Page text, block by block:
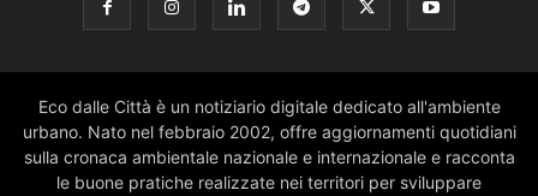
Eco dalle Città è un notiziario digitale dedicato all'ambiente
urbano. Nato nel febbraio 2002, offre aggiornamenti quotidiani
sulla cronaca ambientale nazionale e internazionale e racconta
le buone pratiche realizzate nei territori per sviluppare